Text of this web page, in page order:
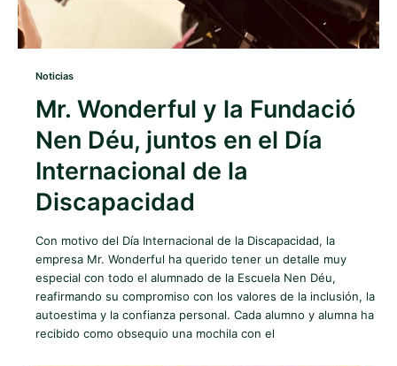
Noticias
Mr. Wonderful y la Fundació
Nen Déu, juntos en el Día
Internacional de la
Discapacidad
Con motivo del Día Internacional de la Discapacidad, la
empresa Mr. Wonderful ha querido tener un detalle muy
especial con todo el alumnado de la Escuela Nen Déu,
reafirmando su compromiso con los valores de la inclusión, la
autoestima y la confianza personal. Cada alumno y alumna ha
recibido como obsequio una mochila con el